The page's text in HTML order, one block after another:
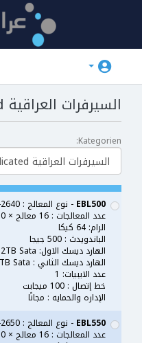
السيرفرات العراقية Iraqi Server Dedicated
Kategorien:
EBL500 - نوع المعالج : Xeon E5-2640
عدد المعالجات : 16 معالج × 2.50 Ghz
الرام: 64 كيكا
الباندويدث : 500 جيجا
الهارد ديسك الاول: 2TB Sata
الهارد ديسك الثاني : 2TB Sata
عدد الايبيات: 1
خط إتصال : 100 ميجابت
الإداره والحمايه : مجانًا
EBL550 - نوع المعالج : Xeon E5-2650
عدد المعالجات : 16 معالج × 2.50 Ghz